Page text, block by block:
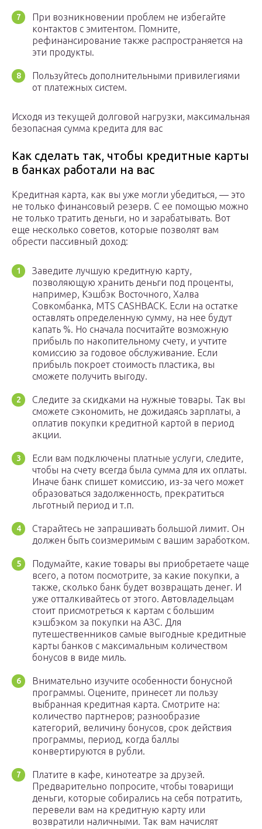
При возникновении проблем не избегайте
контактов с эмитентом. Помните,
рефинансирование также распространяется на
эти продукты.
Пользуйтесь дополнительными привилегиями
от платежных систем.
Исходя из текущей долговой нагрузки, максимальная
безопасная сумма кредита для вас
Как сделать так, чтобы кредитные карты
в банках работали на вас
Кредитная карта, как вы уже могли убедиться, — это
не только финансовый резерв. С ее помощью можно
не только тратить деньги, но и зарабатывать. Вот
еще несколько советов, которые позволят вам
обрести пассивный доход:
Заведите лучшую кредитную карту,
позволяющую хранить деньги под проценты,
например, Кэшбэк Восточного, Халва
Совкомбанка, MTS CASHBACK. Если на остатке
оставлять определенную сумму, на нее будут
капать %. Но сначала посчитайте возможную
прибыль по накопительному счету, и учтите
комиссию за годовое обслуживание. Если
прибыль покроет стоимость пластика, вы
сможете получить выгоду.
Следите за скидками на нужные товары. Так вы
сможете сэкономить, не дожидаясь зарплаты, а
оплатив покупки кредитной картой в период
акции.
Если вам подключены платные услуги, следите,
чтобы на счету всегда была сумма для их оплаты.
Иначе банк спишет комиссию, из-за чего может
образоваться задолженность, прекратиться
льготный период и т.п.
Старайтесь не запрашивать большой лимит. Он
должен быть соизмеримым с вашим заработком.
Подумайте, какие товары вы приобретаете чаще
всего, а потом посмотрите, за какие покупки, а
также, сколько банк будет возвращать денег. И
уже отталкивайтесь от этого. Автовладельцам
стоит присмотреться к картам с большим
кэшбэком за покупки на АЗС. Для
путешественников самые выгодные кредитные
карты банков с максимальным количеством
бонусов в виде миль.
Внимательно изучите особенности бонусной
программы. Оцените, принесет ли пользу
выбранная кредитная карта. Смотрите на:
количество партнеров; разнообразие
категорий, величину бонусов, срок действия
программы, период, когда баллы
конвертируются в рубли.
Платите в кафе, кинотеатре за друзей.
Предварительно попросите, чтобы товарищи
деньги, которые собирались на себя потратить,
перевели вам на кредитную карту или
возвратили наличными. Так вам начислят